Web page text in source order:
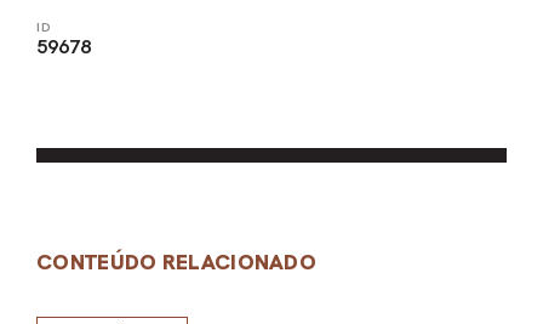
ID
59678
CONTEÚDO RELACIONADO